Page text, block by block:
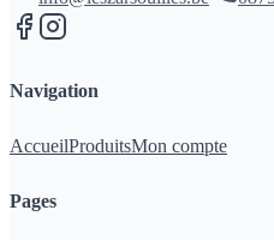
Navigation
AccueilProduitsMon compte
Pages